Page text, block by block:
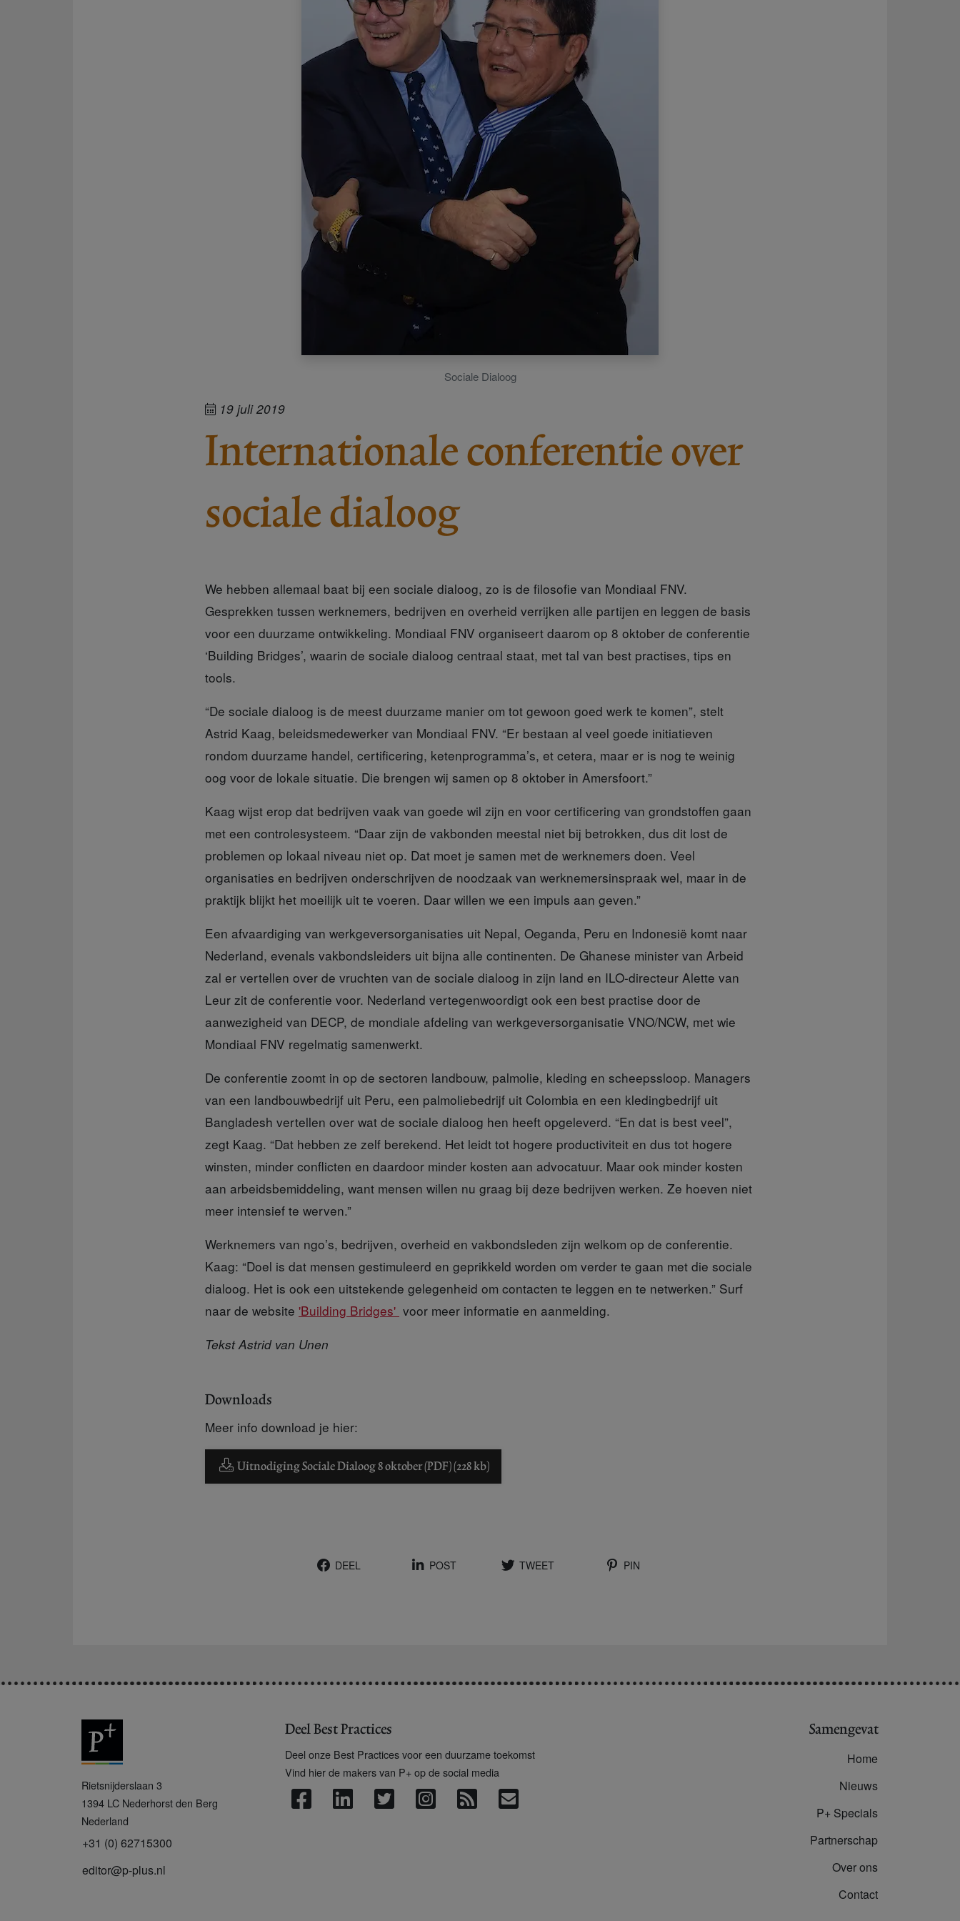
Sociale Dialoog
19 juli 2019
Internationale conferentie over
sociale dialoog
We hebben allemaal baat bij een sociale dialoog, zo is de filosofie van Mondiaal FNV.
Gesprekken tussen werknemers, bedrijven en overheid verrijken alle partijen en leggen de basis
voor een duurzame ontwikkeling. Mondiaal FNV organiseert daarom op 8 oktober de conferentie
‘Building Bridges’, waarin de sociale dialoog centraal staat, met tal van best practises, tips en
tools.
“De sociale dialoog is de meest duurzame manier om tot gewoon goed werk te komen”, stelt
Astrid Kaag, beleidsmedewerker van Mondiaal FNV. “Er bestaan al veel goede initiatieven
rondom duurzame handel, certificering, ketenprogramma’s, et cetera, maar er is nog te weinig
oog voor de lokale situatie. Die brengen wij samen op 8 oktober in Amersfoort.”
Kaag wijst erop dat bedrijven vaak van goede wil zijn en voor certificering van grondstoffen gaan
met een controlesysteem. “Daar zijn de vakbonden meestal niet bij betrokken, dus dit lost de
problemen op lokaal niveau niet op. Dat moet je samen met de werknemers doen. Veel
organisaties en bedrijven onderschrijven de noodzaak van werknemersinspraak wel, maar in de
praktijk blijkt het moeilijk uit te voeren. Daar willen we een impuls aan geven.”
Een afvaardiging van werkgeversorganisaties uit Nepal, Oeganda, Peru en Indonesië komt naar
Nederland, evenals vakbondsleiders uit bijna alle continenten. De Ghanese minister van Arbeid
zal er vertellen over de vruchten van de sociale dialoog in zijn land en ILO-directeur Alette van
Leur zit de conferentie voor. Nederland vertegenwoordigt ook een best practise door de
aanwezigheid van DECP, de mondiale afdeling van werkgeversorganisatie VNO/NCW, met wie
Mondiaal FNV regelmatig samenwerkt.
De conferentie zoomt in op de sectoren landbouw, palmolie, kleding en scheepssloop. Managers
van een landbouwbedrijf uit Peru, een palmoliebedrijf uit Colombia en een kledingbedrijf uit
Bangladesh vertellen over wat de sociale dialoog hen heeft opgeleverd. “En dat is best veel”,
zegt Kaag. “Dat hebben ze zelf berekend. Het leidt tot hogere productiviteit en dus tot hogere
winsten, minder conflicten en daardoor minder kosten aan advocatuur. Maar ook minder kosten
aan arbeidsbemiddeling, want mensen willen nu graag bij deze bedrijven werken. Ze hoeven niet
meer intensief te werven.”
Werknemers van ngo’s, bedrijven, overheid en vakbondsleden zijn welkom op de conferentie.
Kaag: “Doel is dat mensen gestimuleerd en geprikkeld worden om verder te gaan met die sociale
dialoog. Het is ook een uitstekende gelegenheid om contacten te leggen en te netwerken.” Surf
naar de website 'Building Bridges' voor meer informatie en aanmelding.
Tekst Astrid van Unen
Downloads
Meer info download je hier:
Uitnodiging Sociale Dialoog 8 oktober (PDF) (228 kb)
DEEL POST TWEET PIN
+
Rietsnijderslaan 3
1394 LC Nederhorst den Berg
Nederland
+31 (0) 62715300
editor@p-plus.nl
Deel Best Practices
Deel onze Best Practices voor een duurzame toekomst
Vind hier de makers van P+ op de social media
Samengevat
Home
Nieuws
P+ Specials
Partnerschap
Over ons
Contact